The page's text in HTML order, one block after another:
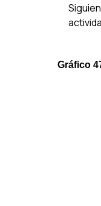
Gráfico